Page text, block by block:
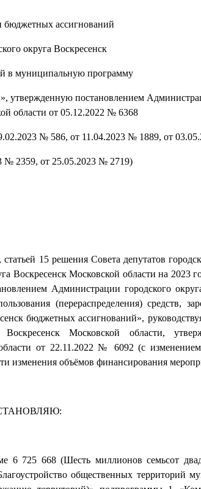
бюджетных ассигнований
округа Воскресенск
в муниципальную программу
утвержденную постановлением
области от 05.12.2022 № 6368
№ 586, от 11.04.2023 № 1889, от
№ 2359, от 25.05.2023 № 2719)
15 решения Совета депутатов
Воскресенск Московской области на 2023
Администрации городского
(перераспределения) средств,
бюджетных ассигнований»,
Московской области,
от 22.11.2022 № 6092 (с
изменения объёмов финансирования
6 725 668 (Шесть миллионов семьсот
общественных территорий